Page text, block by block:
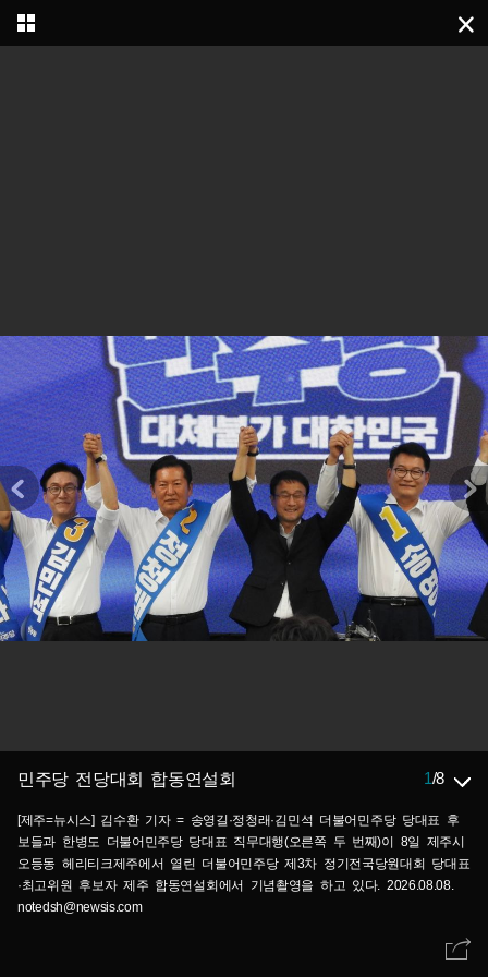
민주당 전당대회 합동연설회 1/8
[제주=뉴시스] 김수환 기자 = 송영길·정청래·김민석 더불어민주당 당대표 후
보들과 한병도 더불어민주당 당대표 직무대행(오른쪽 두 번째)이 8일 제주시
오등동 헤리티크제주에서 열린 더불어민주당 제3차 정기전국당원대회 당대표
·최고위원 후보자 제주 합동연설회에서 기념촬영을 하고 있다. 2026.08.08.
notedsh@newsis.com